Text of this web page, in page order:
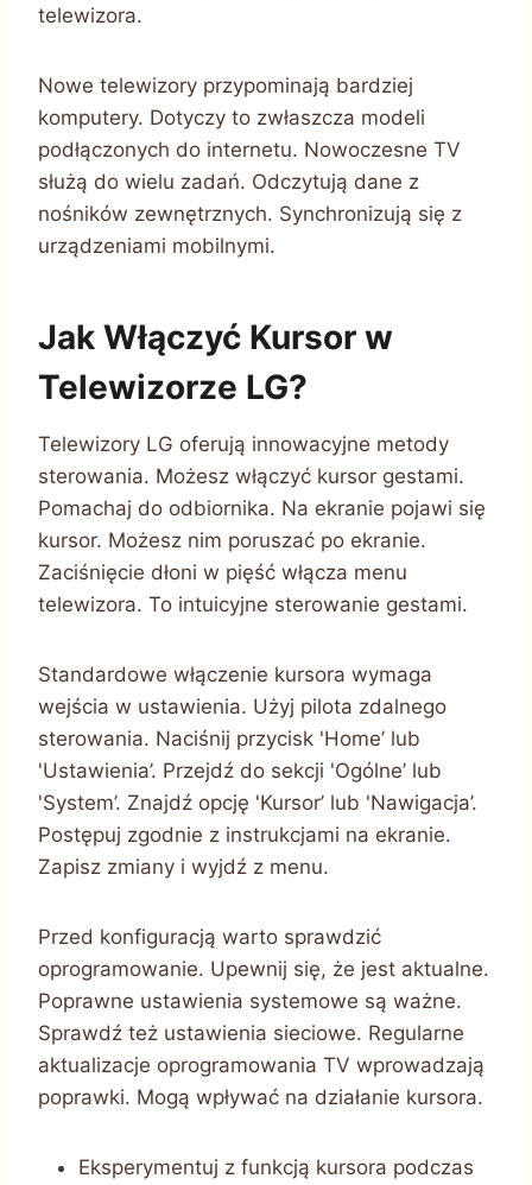
telewizora.
Nowe telewizory przypominają bardziej
komputery. Dotyczy to zwłaszcza modeli
podłączonych do internetu. Nowoczesne TV
służą do wielu zadań. Odczytują dane z
nośników zewnętrznych. Synchronizują się z
urządzeniami mobilnymi.
Jak Włączyć Kursor w
Telewizorze LG?
Telewizory LG oferują innowacyjne metody
sterowania. Możesz włączyć kursor gestami.
Pomachaj do odbiornika. Na ekranie pojawi się
kursor. Możesz nim poruszać po ekranie.
Zaciśnięcie dłoni w pięść włącza menu
telewizora. To intuicyjne sterowanie gestami.
Standardowe włączenie kursora wymaga
wejścia w ustawienia. Użyj pilota zdalnego
sterowania. Naciśnij przycisk 'Home’ lub
'Ustawienia’. Przejdź do sekcji 'Ogólne’ lub
'System’. Znajdź opcję 'Kursor’ lub 'Nawigacja’.
Postępuj zgodnie z instrukcjami na ekranie.
Zapisz zmiany i wyjdź z menu.
Przed konfiguracją warto sprawdzić
oprogramowanie. Upewnij się, że jest aktualne.
Poprawne ustawienia systemowe są ważne.
Sprawdź też ustawienia sieciowe. Regularne
aktualizacje oprogramowania TV wprowadzają
poprawki. Mogą wpływać na działanie kursora.
Eksperymentuj z funkcją kursora podczas